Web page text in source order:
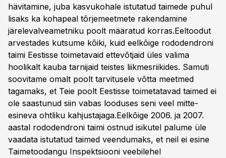
hävitamine, juba kasvukohale istutatud taimede puhul
lisaks ka kohapeal tõrjemeetmete rakendamine
järelevalveametniku poolt määratud korras.Eeltoodut
arvestades kutsume kõiki, kuid eelkõige rododendroni
taimi Eestisse toimetavaid ettevõtjaid üles valima
hoolikalt kauba tarnijaid teistes liikmesriikides. Samuti
soovitame omalt poolt tarvitusele võtta meetmed
tagamaks, et Teie poolt Eestisse toimetatavad taimed ei
ole saastunud siin vabas looduses seni veel mitte-
esineva ohtliku kahjustajaga.Eelkõige 2006. ja 2007.
aastal rododendroni taimi ostnud isikutel palume üle
vaadata istutatud taimed veendumaks, et neil ei esine
Taimetoodangu Inspektsiooni veebilehel